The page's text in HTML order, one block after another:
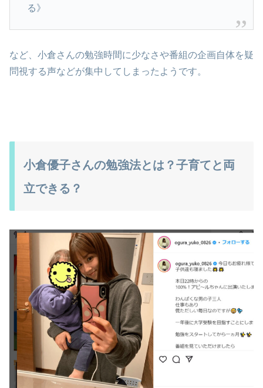
る》
など、小倉さんの勉強時間に少なさや番組の企画自体を疑
問視する声などが集中してしまったようです。
小倉優子さんの勉強法とは？子育てと両
立できる？